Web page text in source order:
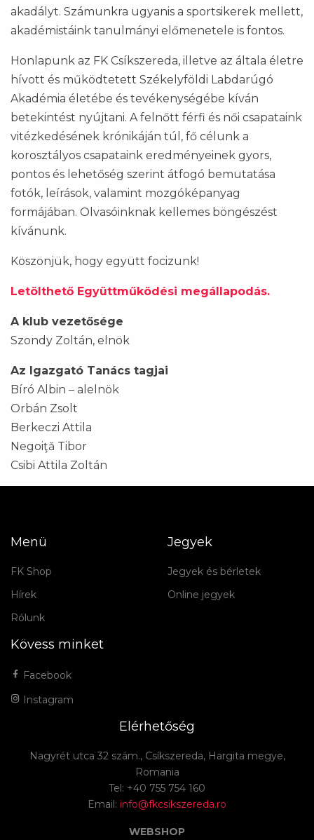
akadályt. Számunkra ugyanis a sportsikerek mellett,
akadémistáink tanulmányi előmenetele is fontos.
Honlapunk az FK Csíkszereda, illetve az általa életre
hívott és működtetett Székelyföldi Labdarúgó
Akadémia életébe és tevékenységébe kíván
betekintést nyújtani. A felnőtt férfi és női csapataink
vitézkedésének krónikáján túl, fő célunk a
korosztályos csapataink eredményeinek gyors,
pontos és lehetőség szerint átfogó bemutatása
fotók, leírások, valamint mozgóképanyag
formájában. Olvasóinknak kellemes böngészést
kívánunk.
Köszönjük, hogy együtt focizunk!
Letölthető Együttműködési megállapodás.
A klub vezetősége
Szondy Zoltán, elnök
Az Igazgató Tanács tagjai
Bíró Albin – alelnök
Orbán Zsolt
Berkeczi Attila
Negoiţă Tibor
Csibi Attila Zoltán
Menü
FK Shop
Hírek
Rólunk
Jegyek
Jegyek és bérletek
Online jegyek
Kövess minket
Facebook
Instagram
Elérhetőség
Nagyrét utca 32 szám., Csíkszereda, Hargita megye,
Romania
Tel: +40 755 754 160
Email: info@fkcsikszereda.ro
WEBSHOP